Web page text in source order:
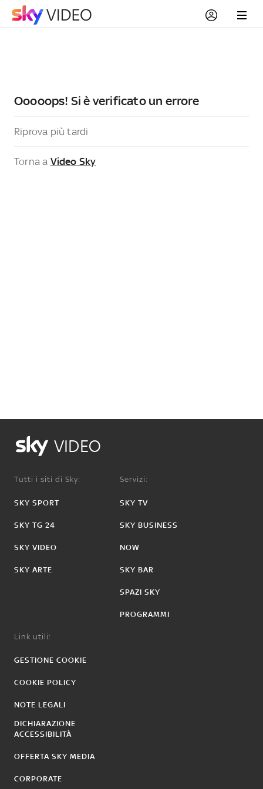
Ooooops! Si è verificato un errore
Riprova più tardi
Torna a Video Sky
VIDEO
Tutti i siti di Sky:
SKY SPORT
SKY TG 24
SKY VIDEO
SKY ARTE
Servizi:
SKY TV
SKY BUSINESS
NOW
SKY BAR
SPAZI SKY
PROGRAMMI
Link utili:
GESTIONE COOKIE
COOKIE POLICY
NOTE LEGALI
DICHIARAZIONE
ACCESSIBILITÀ
OFFERTA SKY MEDIA
CORPORATE